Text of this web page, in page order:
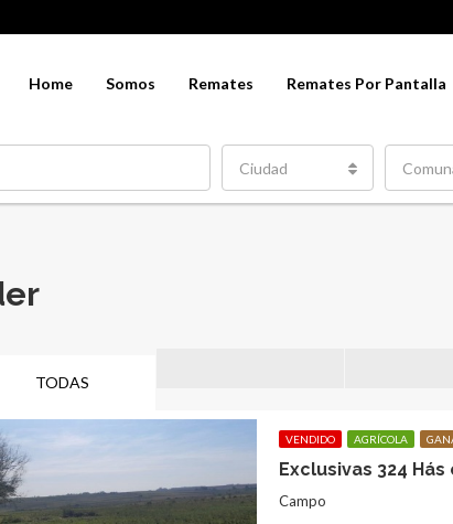
Home Somos Remates Remates Por Pantalla
Ciudad
TODAS
VENDIDO AGRÍCOLA
Campo